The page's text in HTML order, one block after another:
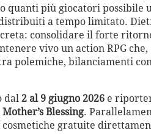
più giocatori possibile
a tempo limitato.
consolidare il forte
vivo un action RPG
polemiche, bilanciamenti
dal 2 al 9 giugno 2026 e
Mother’s Blessing.
gratuite